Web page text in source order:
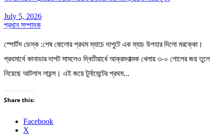
July 5, 2026
প্রধান সম্পাদক
স্পোর্টস ডেস্ক :শেষ ষোলোর প্রথম ম্যাচে দাপুটে এক ম্যাচ উপহার দিলো মরক্কো।
প্রথমার্ধে কানাডার দাপট সামলেও দ্বিতীয়ার্ধে আক্রমণাত্মক খেলায় ৩-০ গোলের জয় তুলে
নিয়েছে আটলাস লায়ন্স। এই জয়ে টুর্নামেন্টের প্রথম…
Share this:
Facebook
X